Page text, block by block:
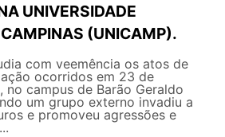
UNIVERSIDADE
(UNICAMP).
com veemência os atos de
ocorridos em 23 de
campus de Barão Geraldo
um grupo externo invadiu a
e promoveu agressões e